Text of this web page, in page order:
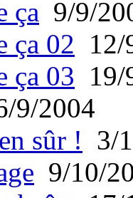
ça 9/9/
ça 02 12/
ça 03 19/
9/2004
sûr ! 3/
9/10/